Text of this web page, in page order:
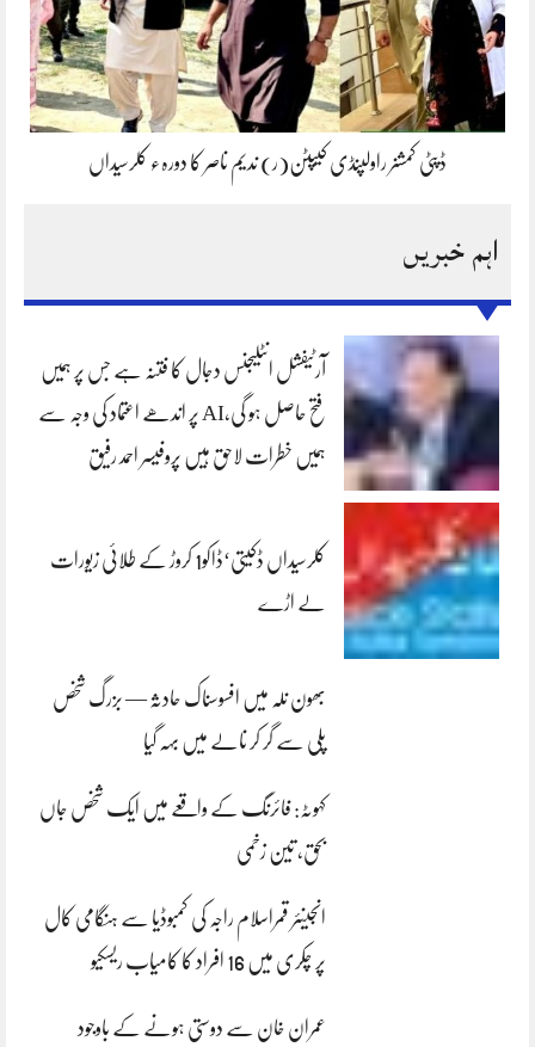
ڈپٹی کمشنر راولپنڈی کیپٹن(ر) ندیم ناصر کا دورہء کلرسیداں
اہم خبریں
آرٹیفشل انٹلیجنس دجال کا فتنہ ہے جس پر ہمیں
فتح حاصل ہو گی،AI پر اندھے اعتماد کی وجہ سے
ہمیں خطرات لاحق ہیں پروفیسر احمد رفیق
کلرسیداں ڈکیتی‘ڈاکو1 کروڑ کے طلائی زیورات
لے اڑے
بھون نلہ میں افسوسناک حادثہ — بزرگ شخص
پلی سے گر کر نالے میں بہہ گیا
کہوٹہ: فائرنگ کے واقعے میں ایک شخص جاں
بحق، تین زخمی
انجینئر قمراسلام راجہ کی کمبوڈیا سے ہنگامی کال
پر چکری میں 16 افراد کا کامیاب ریسکیو
عمران خان سے دوستی ہونے کے باوجود